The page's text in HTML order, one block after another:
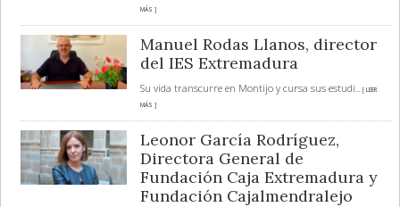
MÁS ]
Manuel Rodas Llanos, director
del IES Extremadura
Su vida transcurre en Montijo y cursa sus estudi... [ LEER
MÁS ]
Leonor García Rodríguez,
Directora General de
Fundación Caja Extremadura y
Fundación Cajalmendralejo